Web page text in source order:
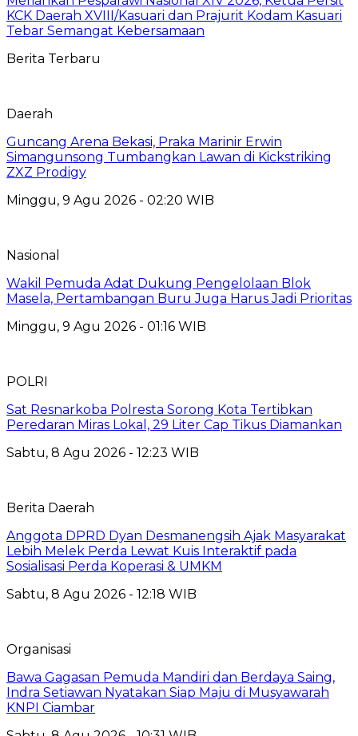
KCK Daerah XVIII/Kasuari dan Prajurit Kodam Kasuari
Tebar Semangat Kebersamaan
Berita Terbaru
Daerah
Guncang Arena Bekasi, Praka Marinir Erwin
Simangunsong Tumbangkan Lawan di Kickstriking
ZXZ Prodigy
Minggu, 9 Agu 2026 - 02:20 WIB
Nasional
Wakil Pemuda Adat Dukung Pengelolaan Blok
Masela, Pertambangan Buru Juga Harus Jadi Prioritas
Minggu, 9 Agu 2026 - 01:16 WIB
POLRI
Sat Resnarkoba Polresta Sorong Kota Tertibkan
Peredaran Miras Lokal, 29 Liter Cap Tikus Diamankan
Sabtu, 8 Agu 2026 - 12:23 WIB
Berita Daerah
Anggota DPRD Dyan Desmanengsih Ajak Masyarakat
Lebih Melek Perda Lewat Kuis Interaktif pada
Sosialisasi Perda Koperasi & UMKM
Sabtu, 8 Agu 2026 - 12:18 WIB
Organisasi
Bawa Gagasan Pemuda Mandiri dan Berdaya Saing,
Indra Setiawan Nyatakan Siap Maju di Musyawarah
KNPI Ciambar